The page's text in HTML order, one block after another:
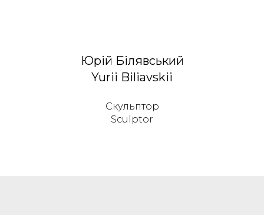
Юрій Білявський
Yurii Biliavskii
Скульптор
Sculptor